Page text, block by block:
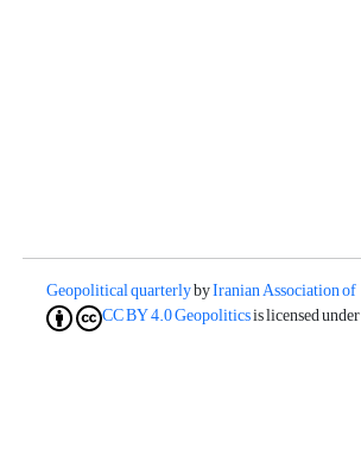
Geopolitical quarterlybyIranian Association of
Geopoliticsis licensed under
CC BY 4.0